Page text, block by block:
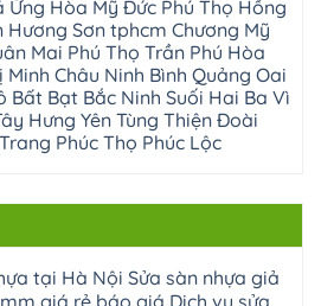
Ứng Hòa Mỹ Đức Phú Thọ Hồng
Hương Sơn tphcm Chương Mỹ
Mai Phú Thọ Trần Phú Hòa
Minh Châu Ninh Bình Quảng Oai
Bất Bạt Bắc Ninh Suối Hai Ba Vì
Hưng Yên Tùng Thiện Đoài
Phúc Thọ Phúc Lộc
tại Hà Nội Sửa sàn nhựa giả